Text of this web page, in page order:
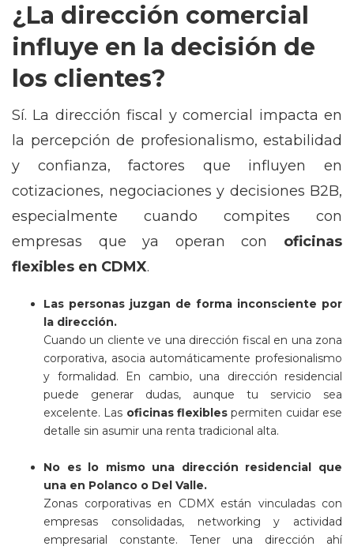
¿La dirección comercial
influye en la decisión de
los clientes?
Sí. La dirección fiscal y comercial impacta en
la percepción de profesionalismo, estabilidad
y confianza, factores que influyen en
cotizaciones, negociaciones y decisiones B2B,
especialmente cuando compites con
empresas que ya operan con oficinas
flexibles en CDMX.
Las personas juzgan de forma inconsciente por
la dirección.
Cuando un cliente ve una dirección fiscal en una zona
corporativa, asocia automáticamente profesionalismo
y formalidad. En cambio, una dirección residencial
puede generar dudas, aunque tu servicio sea
excelente. Las oficinas flexibles permiten cuidar ese
detalle sin asumir una renta tradicional alta.
No es lo mismo una dirección residencial que
una en Polanco o Del Valle.
Zonas corporativas en CDMX están vinculadas con
empresas consolidadas, networking y actividad
empresarial constante. Tener una dirección ahí